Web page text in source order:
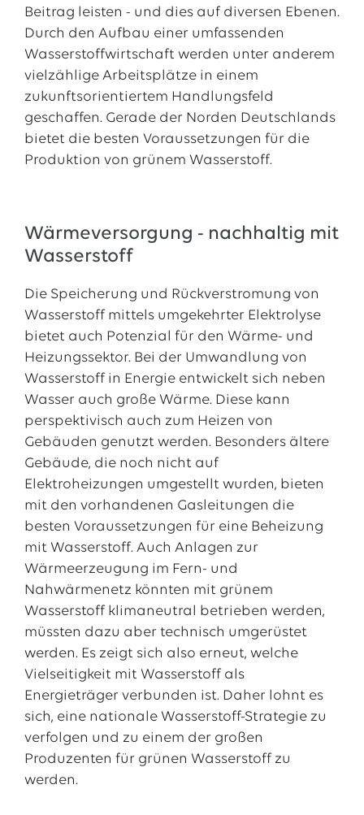
Beitrag leisten - und dies auf diversen Ebenen.
Durch den Aufbau einer umfassenden
Wasserstoffwirtschaft werden unter anderem
vielzählige Arbeitsplätze in einem
zukunftsorientiertem Handlungsfeld
geschaffen. Gerade der Norden Deutschlands
bietet die besten Voraussetzungen für die
Produktion von grünem Wasserstoff.
Wärmeversorgung - nachhaltig mit
Wasserstoff
Die Speicherung und Rückverstromung von
Wasserstoff mittels umgekehrter Elektrolyse
bietet auch Potenzial für den Wärme- und
Heizungssektor. Bei der Umwandlung von
Wasserstoff in Energie entwickelt sich neben
Wasser auch große Wärme. Diese kann
perspektivisch auch zum Heizen von
Gebäuden genutzt werden. Besonders ältere
Gebäude, die noch nicht auf
Elektroheizungen umgestellt wurden, bieten
mit den vorhandenen Gasleitungen die
besten Voraussetzungen für eine Beheizung
mit Wasserstoff. Auch Anlagen zur
Wärmeerzeugung im Fern- und
Nahwärmenetz könnten mit grünem
Wasserstoff klimaneutral betrieben werden,
müssten dazu aber technisch umgerüstet
werden. Es zeigt sich also erneut, welche
Vielseitigkeit mit Wasserstoff als
Energieträger verbunden ist. Daher lohnt es
sich, eine nationale Wasserstoff-Strategie zu
verfolgen und zu einem der großen
Produzenten für grünen Wasserstoff zu
werden.